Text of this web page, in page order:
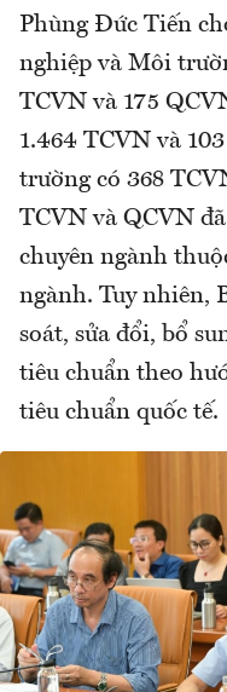
Phùng Đức Tiến
nghiệp và Môi
TCVN và 175
1.464 TCVN và
trường có 368
TCVN và QCVN
chuyên ngành
ngành. Tuy nhiên,
soát, sửa đổi, bổ
tiêu chuẩn theo
tiêu chuẩn quốc tế.